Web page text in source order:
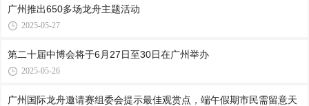
广州推出650多场龙舟主题活动
2025-05-27
第二十届中博会将于6月27日至30日在广州举办
2025-05-26
广州国际龙舟邀请赛组委会提示最佳观赏点，端午假期市民需留意天